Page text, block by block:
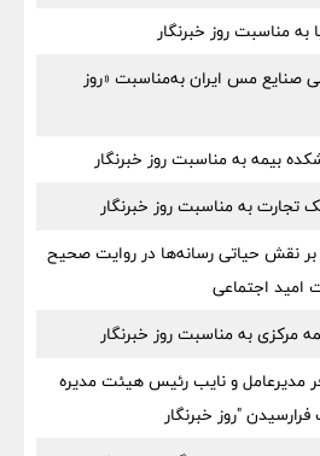
به مناسبت روز خبرنگار
صنایع مس ایران به‌مناسبت «روز
بیمه به مناسبت روز خبرنگار
تجارت به مناسبت روز خبرنگار
نقش حیاتی رسانه‌ها در روایت صحیح
امید اجتماعی
مرکزی به مناسبت روز خبرنگار
مدیرعامل و نایب رئیس هیئت مدیره
"روز خبرنگار